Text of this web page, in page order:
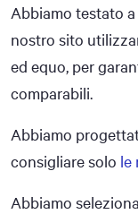
Abbiamo testato
nostro sito
ed equo, per
comparabili.
Abbiamo
consigliare solo le
Abbiamo